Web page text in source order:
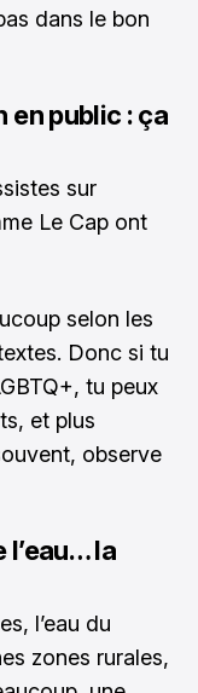
dans le bon
en public : ça
sur
Le Cap ont
selon les
Donc si tu
tu peux
et plus
observe
l’eau… la
l’eau du
zones rurales,